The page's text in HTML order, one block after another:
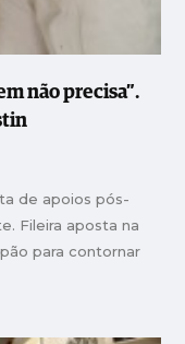
não precisa”.
de apoios pós-
Fileira aposta na
para contornar